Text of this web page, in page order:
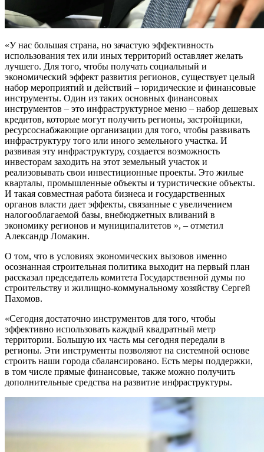
«У нас большая страна, но зачастую эффективность
использования тех или иных территорий оставляет желать
лучшего. Для того, чтобы получать социальный и
экономический эффект развития регионов, существует целый
набор мероприятий и действий – юридические и финансовые
инструменты. Один из таких основных финансовых
инструментов – это инфраструктурное меню – набор дешевых
кредитов, которые могут получить регионы, застройщики,
ресурсоснабжающие организации для того, чтобы развивать
инфраструктуру того или иного земельного участка. И
развивая эту инфраструктуру, создается возможность
инвесторам заходить на этот земельный участок и
реализовывать свои инвестиционные проекты. Это жилые
кварталы, промышленные объекты и туристические объекты.
И такая совместная работа бизнеса и государственных
органов власти дает эффекты, связанные с увеличением
налогооблагаемой базы, внебюджетных вливаний в
экономику регионов и муниципалитетов », – отметил
Александр Ломакин.
О том, что в условиях экономических вызовов именно
осознанная строительная политика выходит на первый план
рассказал председатель комитета Государственной думы по
строительству и жилищно-коммунальному хозяйству Сергей
Пахомов.
«Сегодня достаточно инструментов для того, чтобы
эффективно использовать каждый квадратный метр
территории. Большую их часть мы сегодня передали в
регионы. Эти инструменты позволяют на системной основе
строить наши города сбалансировано. Есть меры поддержки,
в том числе прямые финансовые, также можно получить
дополнительные средства на развитие инфраструктуры.